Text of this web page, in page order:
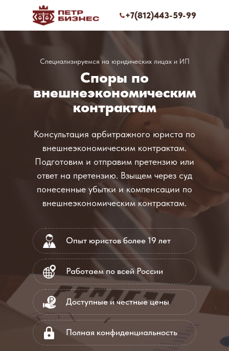
+7(812)443-59-99
Споры по
внешнеэкономическим
контрактам
Специализируемся на юридических лицах и ИП
Консультация арбитражного юриста по
внешнеэкономическим контрактам.
Подготовим и отправим претензию или
ответ на претензию. Взыщем через суд
понесенные убытки и компенсации по
внешнеэкономическим контрактам.
Опыт юристов более 19 лет
Работаем по всей России
Доступные и честные цены
Полная конфиденциальность